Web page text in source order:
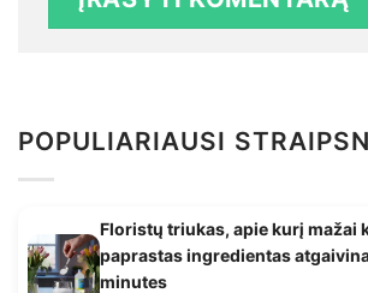
POPULIARIAUSI
Floristų triukas, apie kurį mažai
paprastas ingredientas
minutes